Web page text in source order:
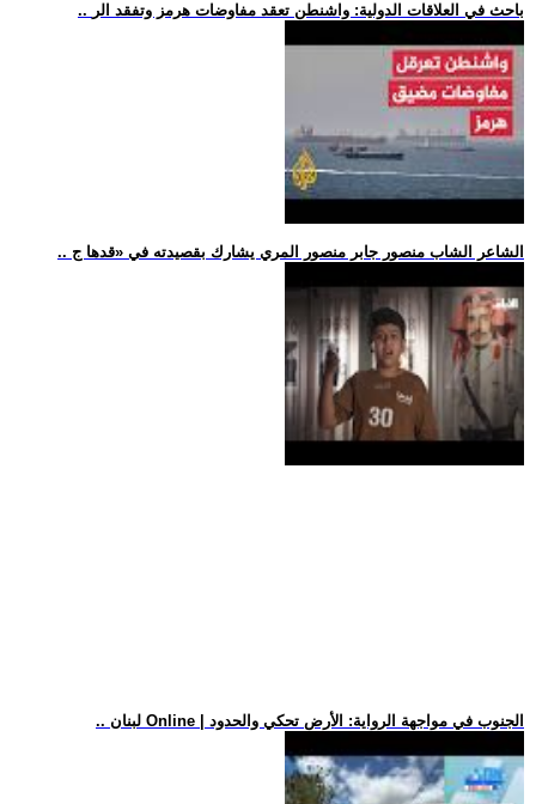
.. باحث في العلاقات الدولية: واشنطن تعقد مفاوضات هرمز وتفقد الر
.. الشاعر الشاب منصور جابر منصور المري يشارك بقصيدته في «قدها ج
.. لبنان Online | الجنوب في مواجهة الرواية: الأرض تحكي والحدود